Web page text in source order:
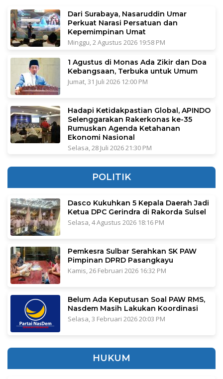
Dari Surabaya, Nasaruddin Umar
Perkuat Narasi Persatuan dan
Kepemimpinan Umat
Minggu, 2 Agustus 2026 19:58 PM
1 Agustus di Monas Ada Zikir dan Doa
Kebangsaan, Terbuka untuk Umum
Jumat, 31 Juli 2026 12:00 PM
Hadapi Ketidakpastian Global, APINDO
Selenggarakan Rakerkonas ke-35
Rumuskan Agenda Ketahanan
Ekonomi Nasional
Selasa, 28 Juli 2026 21:30 PM
POLITIK
Dasco Kukuhkan 5 Kepala Daerah Jadi
Ketua DPC Gerindra di Rakorda Sulsel
Selasa, 4 Agustus 2026 18:16 PM
Pemkesra Sulbar Serahkan SK PAW
Pimpinan DPRD Pasangkayu
Kamis, 26 Februari 2026 16:32 PM
Belum Ada Keputusan Soal PAW RMS,
Nasdem Masih Lakukan Koordinasi
Selasa, 3 Februari 2026 20:03 PM
HUKUM